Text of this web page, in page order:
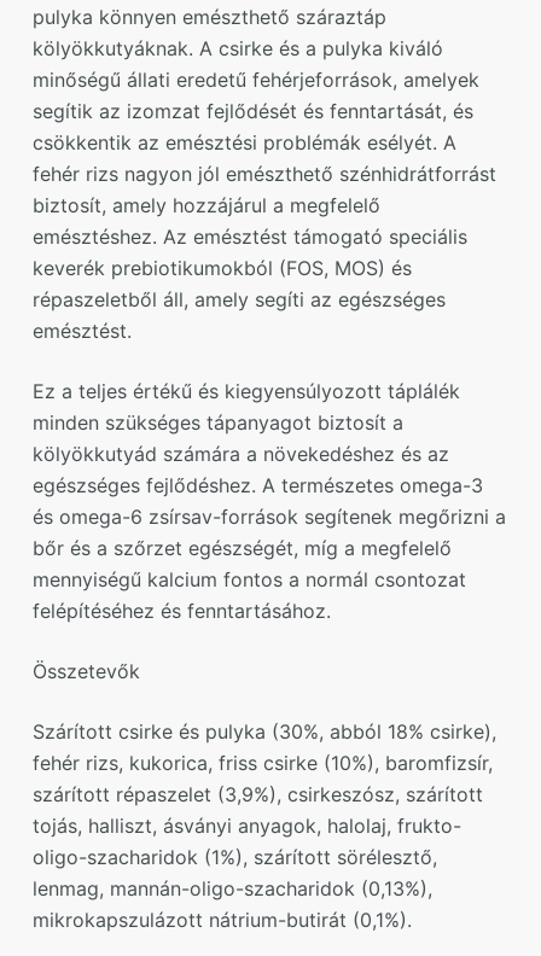
pulyka könnyen emészthető száraztáp
kölyökkutyáknak. A csirke és a pulyka kiváló
minőségű állati eredetű fehérjeforrások, amelyek
segítik az izomzat fejlődését és fenntartását, és
csökkentik az emésztési problémák esélyét. A
fehér rizs nagyon jól emészthető szénhidrátforrást
biztosít, amely hozzájárul a megfelelő
emésztéshez. Az emésztést támogató speciális
keverék prebiotikumokból (FOS, MOS) és
répaszeletből áll, amely segíti az egészséges
emésztést.
Ez a teljes értékű és kiegyensúlyozott táplálék
minden szükséges tápanyagot biztosít a
kölyökkutyád számára a növekedéshez és az
egészséges fejlődéshez. A természetes omega-3
és omega-6 zsírsav-források segítenek megőrizni a
bőr és a szőrzet egészségét, míg a megfelelő
mennyiségű kalcium fontos a normál csontozat
felépítéséhez és fenntartásához.
Összetevők
Szárított csirke és pulyka (30%, abból 18% csirke),
fehér rizs, kukorica, friss csirke (10%), baromfizsír,
szárított répaszelet (3,9%), csirkeszósz, szárított
tojás, halliszt, ásványi anyagok, halolaj, frukto-
oligo-szacharidok (1%), szárított sörélesztő,
lenmag, mannán-oligo-szacharidok (0,13%),
mikrokapszulázott nátrium-butirát (0,1%).